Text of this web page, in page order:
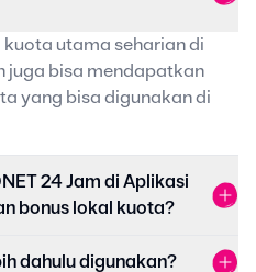
utama seharian di
juga bisa mendapatkan
yang bisa digunakan di
24 Jam di Aplikasi
bonus lokal kuota?
dahulu digunakan?